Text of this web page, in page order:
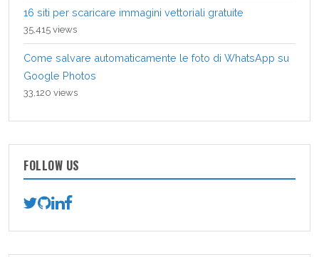
16 siti per scaricare immagini vettoriali gratuite
35,415 views
Come salvare automaticamente le foto di WhatsApp su
Google Photos
33,120 views
FOLLOW US